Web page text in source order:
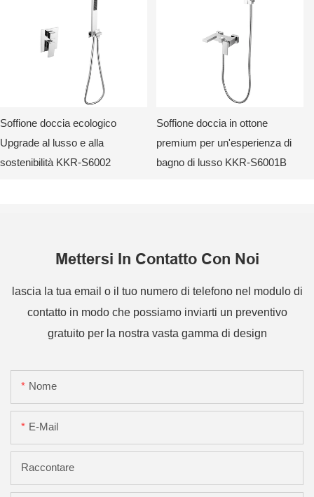
Soffione doccia ecologico
Upgrade al lusso e alla
sostenibilità KKR-S6002
Soffione doccia in ottone
premium per un'esperienza di
bagno di lusso KKR-S6001B
Mettersi In Contatto Con Noi
lascia la tua email o il tuo numero di telefono nel modulo di
contatto in modo che possiamo inviarti un preventivo
gratuito per la nostra vasta gamma di design
Nome
E-Mail
Raccontare